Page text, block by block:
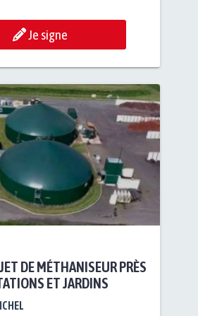
Je signe
DE MÉTHANISEUR PRÈS
ET JARDINS